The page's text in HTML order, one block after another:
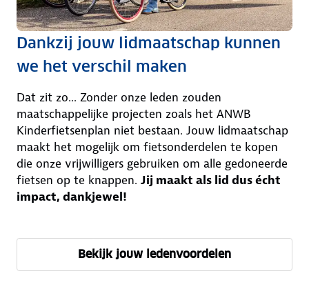
Dankzij jouw lidmaatschap kunnen
we het verschil maken
Dat zit zo... Zonder onze leden zouden
maatschappelijke projecten zoals het ANWB
Kinderfietsenplan niet bestaan. Jouw lidmaatschap
maakt het mogelijk om fietsonderdelen te kopen
die onze vrijwilligers gebruiken om alle gedoneerde
fietsen op te knappen. Jij maakt als lid dus écht
impact, dankjewel!
Bekijk jouw ledenvoordelen